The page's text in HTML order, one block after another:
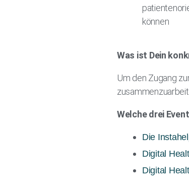
können
Was ist Dein
Um den Zugang
Welche drei
Die
Digital
Digital